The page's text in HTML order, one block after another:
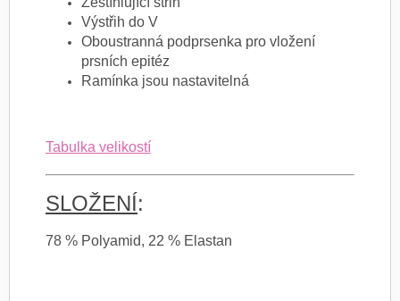
Výstřih do V
Oboustranná podprsenka pro vložení
prsních epitéz
Ramínka jsou nastavitelná
Tabulka velikostí
SLOŽENÍ:
78 % Polyamid, 22 % Elastan